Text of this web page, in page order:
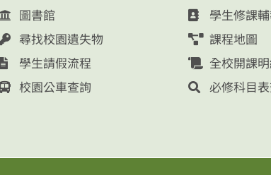
圖書館
尋找校園遺失物
學生請假流程
校園公車查詢
學生修課
課程地圖
全校開課
必修科目